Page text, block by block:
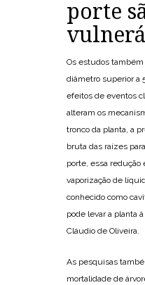
porte
Os estudos
diâmetro superior a
efeitos de eventos
alteram os
tronco da planta, a
bruta das raízes
porte, essa redução
vaporização de
conhecido como
pode levar a planta
Cláudio de Oliveira.
As pesquisas
mortalidade de